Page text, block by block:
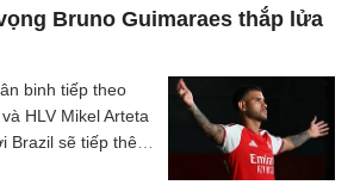
Bruno Guimaraes thắp lửa
binh tiếp theo
HLV Mikel Arteta
sẽ tiếp thêm